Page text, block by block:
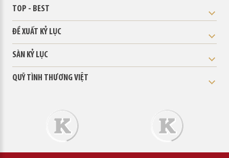
TOP - BEST
ĐỀ XUẤT KỶ LỤC
SÀN KỶ LỤC
QUỸ TÌNH THƯƠNG VIỆT